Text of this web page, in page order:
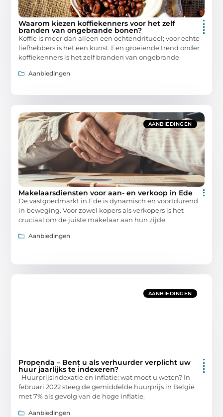
Waarom kiezen koffiekenners voor het zelf
branden van ongebrande bonen?
Koffie is meer dan alleen een ochtendritueel; voor echte
liefhebbers is het een kunst. Een groeiende trend onder
koffiekenners is het zelf branden van ongebrande
Aanbiedingen
AANBIEDINGEN
Makelaarsdiensten voor aan- en verkoop in Ede
De vastgoedmarkt in Ede is dynamisch en voortdurend
in beweging. Voor zowel kopers als verkopers is het
cruciaal om de juiste makelaar aan hun zijde
Aanbiedingen
AANBIEDINGEN
Propenda – Bent u als verhuurder verplicht uw
huur jaarlijks te indexeren?
Huurprijsindexatie en inflatie: wat moet u weten? In
februari 2022 steeg de gemiddelde huurprijs in België
met 7% als gevolg van de hoge inflatie.
Aanbiedingen